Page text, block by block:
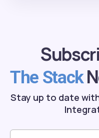
The Stack
Stay up to date